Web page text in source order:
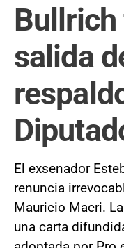
salida
El exsenador
renuncia
Mauricio Macri.
una carta